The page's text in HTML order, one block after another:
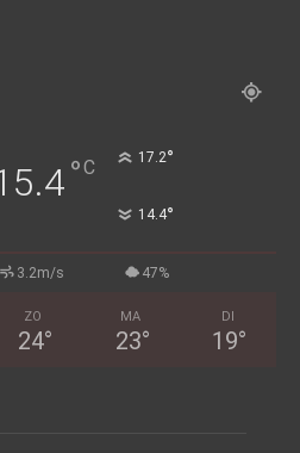
°C 17.2°
14.4°
3.2m/s 47%
ZO
24°
MA
23°
DI
19°